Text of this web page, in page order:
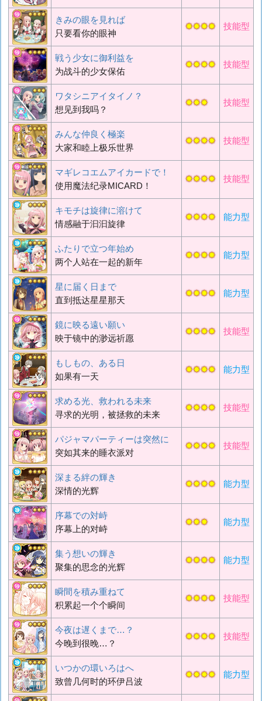
きみの眼を見れば
只要看你的眼神
✸✸✸✸ 技能型
戦う少女に御利益を
为战斗的少女保佑
✸✸✸✸ 技能型
ワタシニアイタイノ？
想见到我吗？
✸✸✸ 技能型
みんな仲良く極楽
大家和睦上极乐世界
✸✸✸✸ 技能型
マギレコエムアイカードで！
使用魔法纪录MICARD！
✸✸✸✸ 技能型
キモチは旋律に溶けて
情感融于汩汩旋律
✸✸✸✸ 能力型
ふたりで立つ年始め
两个人站在一起的新年
✸✸✸✸ 能力型
星に届く日まで
直到抵达星星那天
✸✸✸✸ 能力型
鏡に映る遠い願い
映于镜中的渺远祈愿
✸✸✸✸ 技能型
もしもの、ある日
如果有一天
✸✸✸✸ 能力型
求める光、救われる未来
寻求的光明，被拯救的未来
✸✸✸✸ 技能型
パジャマパーティーは突然に
突如其来的睡衣派对
✸✸✸✸ 技能型
深まる絆の輝き
深情的光辉
✸✸✸✸ 能力型
序幕での対峙
序幕上的对峙
✸✸✸ 能力型
集う想いの輝き
聚集的思念的光辉
✸✸✸✸ 能力型
瞬間を積み重ねて
积累起一个个瞬间
✸✸✸✸ 技能型
今夜は遅くまで…？
今晚到很晚…？
✸✸✸✸ 技能型
いつかの環いろはへ
致曾几何时的环伊吕波
✸✸✸✸ 能力型